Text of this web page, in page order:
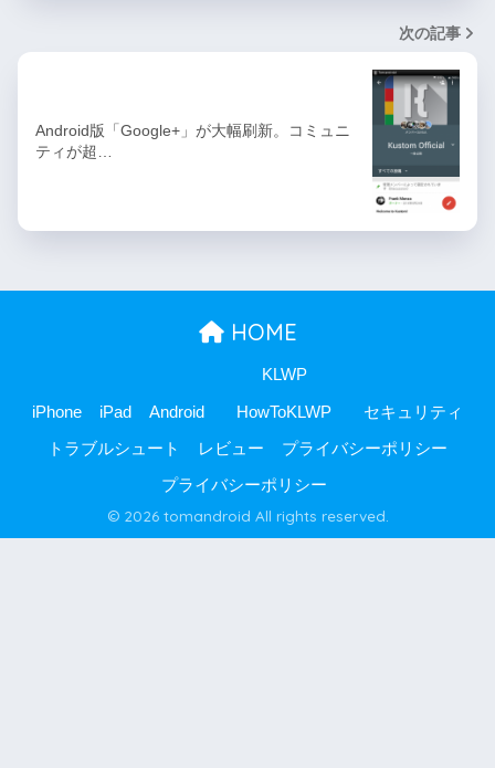
次の記事
Android版「Google+」が大幅刷新。コミュニ
ティが超…
HOME
iPhone iPad Android
KLWP
HowToKLWP セキュリティ
トラブルシュート レビュー プライバシーポリシー
プライバシーポリシー
© 2026 tomandroid All rights reserved.